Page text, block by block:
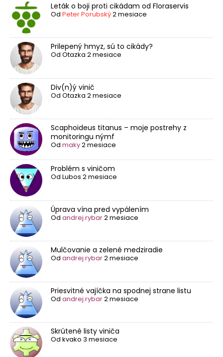
Leták o boji proti cikádam od Floraservis
Od Peter Porubský2 mesiace
Prilepený hmyz, sú to cikády?
Od Otazka 2 mesiace
Div(n)ý vinič
Od Otazka 2 mesiace
Scaphoideus titanus – moje postrehy z
monitoringu nýmf
Od maky2 mesiace
Problém s viničom
Od Lubos 2 mesiace
Úprava vína pred vypálením
Od andrej.rybar2 mesiace
Mulčovanie a zelené medziradie
Od andrej.rybar2 mesiace
Priesvitné vajíčka na spodnej strane listu
Od andrej.rybar2 mesiace
Skrútené listy viniča
Od kvako 3 mesiace